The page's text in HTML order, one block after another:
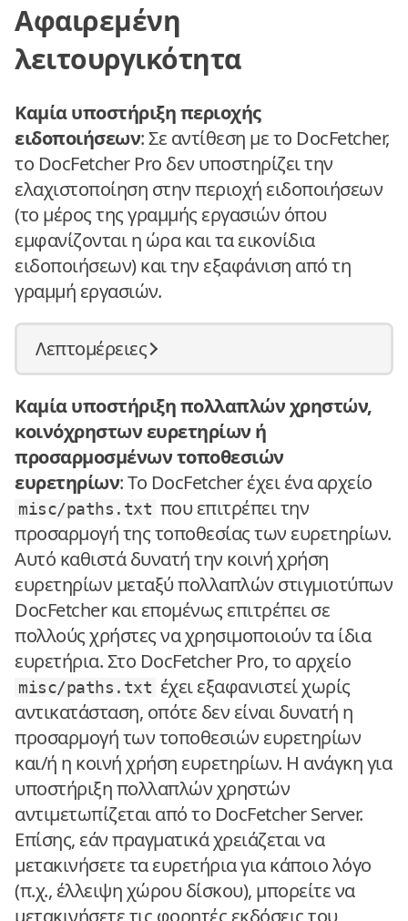
Αφαιρεμένη
λειτουργικότητα
Καμία υποστήριξη περιοχής
ειδοποιήσεων: Σε αντίθεση με το DocFetcher,
το DocFetcher Pro δεν υποστηρίζει την
ελαχιστοποίηση στην περιοχή ειδοποιήσεων
(το μέρος της γραμμής εργασιών όπου
εμφανίζονται η ώρα και τα εικονίδια
ειδοποιήσεων) και την εξαφάνιση από τη
γραμμή εργασιών.
Λεπτομέρειες
Καμία υποστήριξη πολλαπλών χρηστών,
κοινόχρηστων ευρετηρίων ή
προσαρμοσμένων τοποθεσιών
ευρετηρίων: Το DocFetcher έχει ένα αρχείο
misc/paths.txt που επιτρέπει την
προσαρμογή της τοποθεσίας των ευρετηρίων.
Αυτό καθιστά δυνατή την κοινή χρήση
ευρετηρίων μεταξύ πολλαπλών στιγμιοτύπων
DocFetcher και επομένως επιτρέπει σε
πολλούς χρήστες να χρησιμοποιούν τα ίδια
ευρετήρια. Στο DocFetcher Pro, το αρχείο
misc/paths.txt έχει εξαφανιστεί χωρίς
αντικατάσταση, οπότε δεν είναι δυνατή η
προσαρμογή των τοποθεσιών ευρετηρίων
και/ή η κοινή χρήση ευρετηρίων. Η ανάγκη για
υποστήριξη πολλαπλών χρηστών
αντιμετωπίζεται από το DocFetcher Server.
Επίσης, εάν πραγματικά χρειάζεται να
μετακινήσετε τα ευρετήρια για κάποιο λόγο
(π.χ., έλλειψη χώρου δίσκου), μπορείτε να